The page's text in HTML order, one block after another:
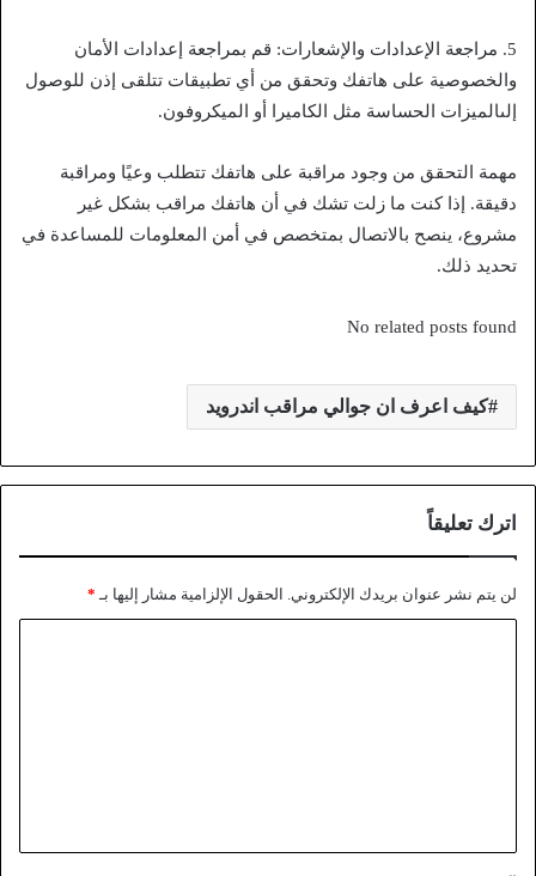
5. مراجعة الإعدادات والإشعارات: قم بمراجعة إعدادات الأمان
والخصوصية على هاتفك وتحقق من أي تطبيقات تتلقى إذن للوصول
إلىالميزات الحساسة مثل الكاميرا أو الميكروفون.
مهمة التحقق من وجود مراقبة على هاتفك تتطلب وعيًا ومراقبة
دقيقة. إذا كنت ما زلت تشك في أن هاتفك مراقب بشكل غير
مشروع، ينصح بالاتصال بمتخصص في أمن المعلومات للمساعدة في
تحديد ذلك.
No related posts found
كيف اعرف ان جوالي مراقب اندرويد
اترك تعليقاً
لن يتم نشر عنوان بريدك الإلكتروني. الحقول الإلزامية مشار إليها بـ *